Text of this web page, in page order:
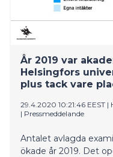
År 2019 var
Helsingfors
plus tack vare
29.4.2020 10:21:46 EEST |
| Pressmeddelande
Antalet avlagda
ökade år 2019. Det